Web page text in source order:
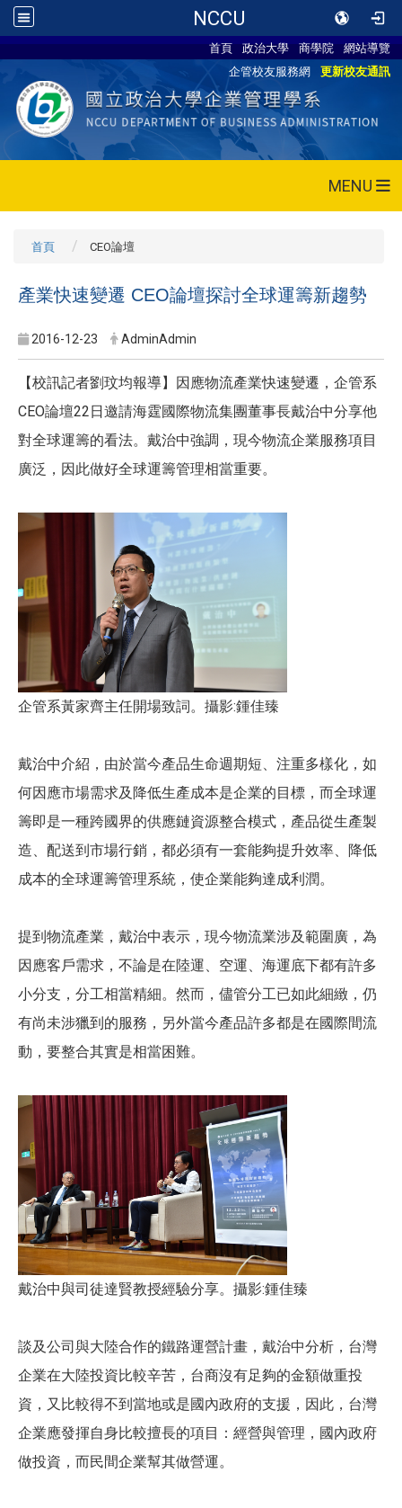
NCCU
首頁 政治大學 商學院
網站導覽
企管校友服務網
更新校友通訊
MENU
首頁 CEO論壇
產業快速變遷 CEO論壇探討全球運籌新趨勢
2016-12-23 AdminAdmin
【校訊記者劉玟均報導】因應物流產業快速變遷，企管系
CEO論壇22日邀請海霆國際物流集團董事長戴治中分享他
對全球運籌的看法。戴治中強調，現今物流企業服務項目
廣泛，因此做好全球運籌管理相當重要。
企管系黃家齊主任開場致詞。攝影:鍾佳臻
戴治中介紹，由於當今產品生命週期短、注重多樣化，如
何因應市場需求及降低生產成本是企業的目標，而全球運
籌即是一種跨國界的供應鏈資源整合模式，產品從生產製
造、配送到市場行銷，都必須有一套能夠提升效率、降低
成本的全球運籌管理系統，使企業能夠達成利潤。
提到物流產業，戴治中表示，現今物流業涉及範圍廣，為
因應客戶需求，不論是在陸運、空運、海運底下都有許多
小分支，分工相當精細。然而，儘管分工已如此細緻，仍
有尚未涉獵到的服務，另外當今產品許多都是在國際間流
動，要整合其實是相當困難。
戴治中與司徒達賢教授經驗分享。攝影:鍾佳臻
談及公司與大陸合作的鐵路運營計畫，戴治中分析，台灣
企業在大陸投資比較辛苦，台商沒有足夠的金額做重投
資，又比較得不到當地或是國內政府的支援，因此，台灣
企業應發揮自身比較擅長的項目：經營與管理，國內政府
做投資，而民間企業幫其做營運。